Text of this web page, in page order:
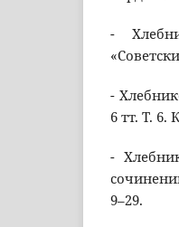
-
-
6 тт. Т.
-
9–29.